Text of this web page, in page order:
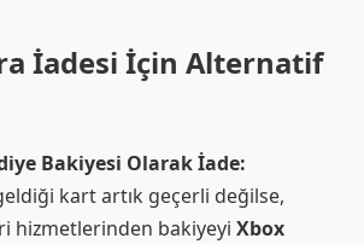
İadesi İçin Alternatif
Bakiyesi Olarak İade:
kart artık geçerli değilse,
hizmetlerinden bakiyeyi Xbox